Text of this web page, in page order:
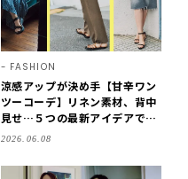
FASHION
涼感アップが決め手【甘辛ワン
ツーコーデ】リネン素材、背中
見せ…５つの最新アイデアで夏
を楽しむ！
2026.06.08